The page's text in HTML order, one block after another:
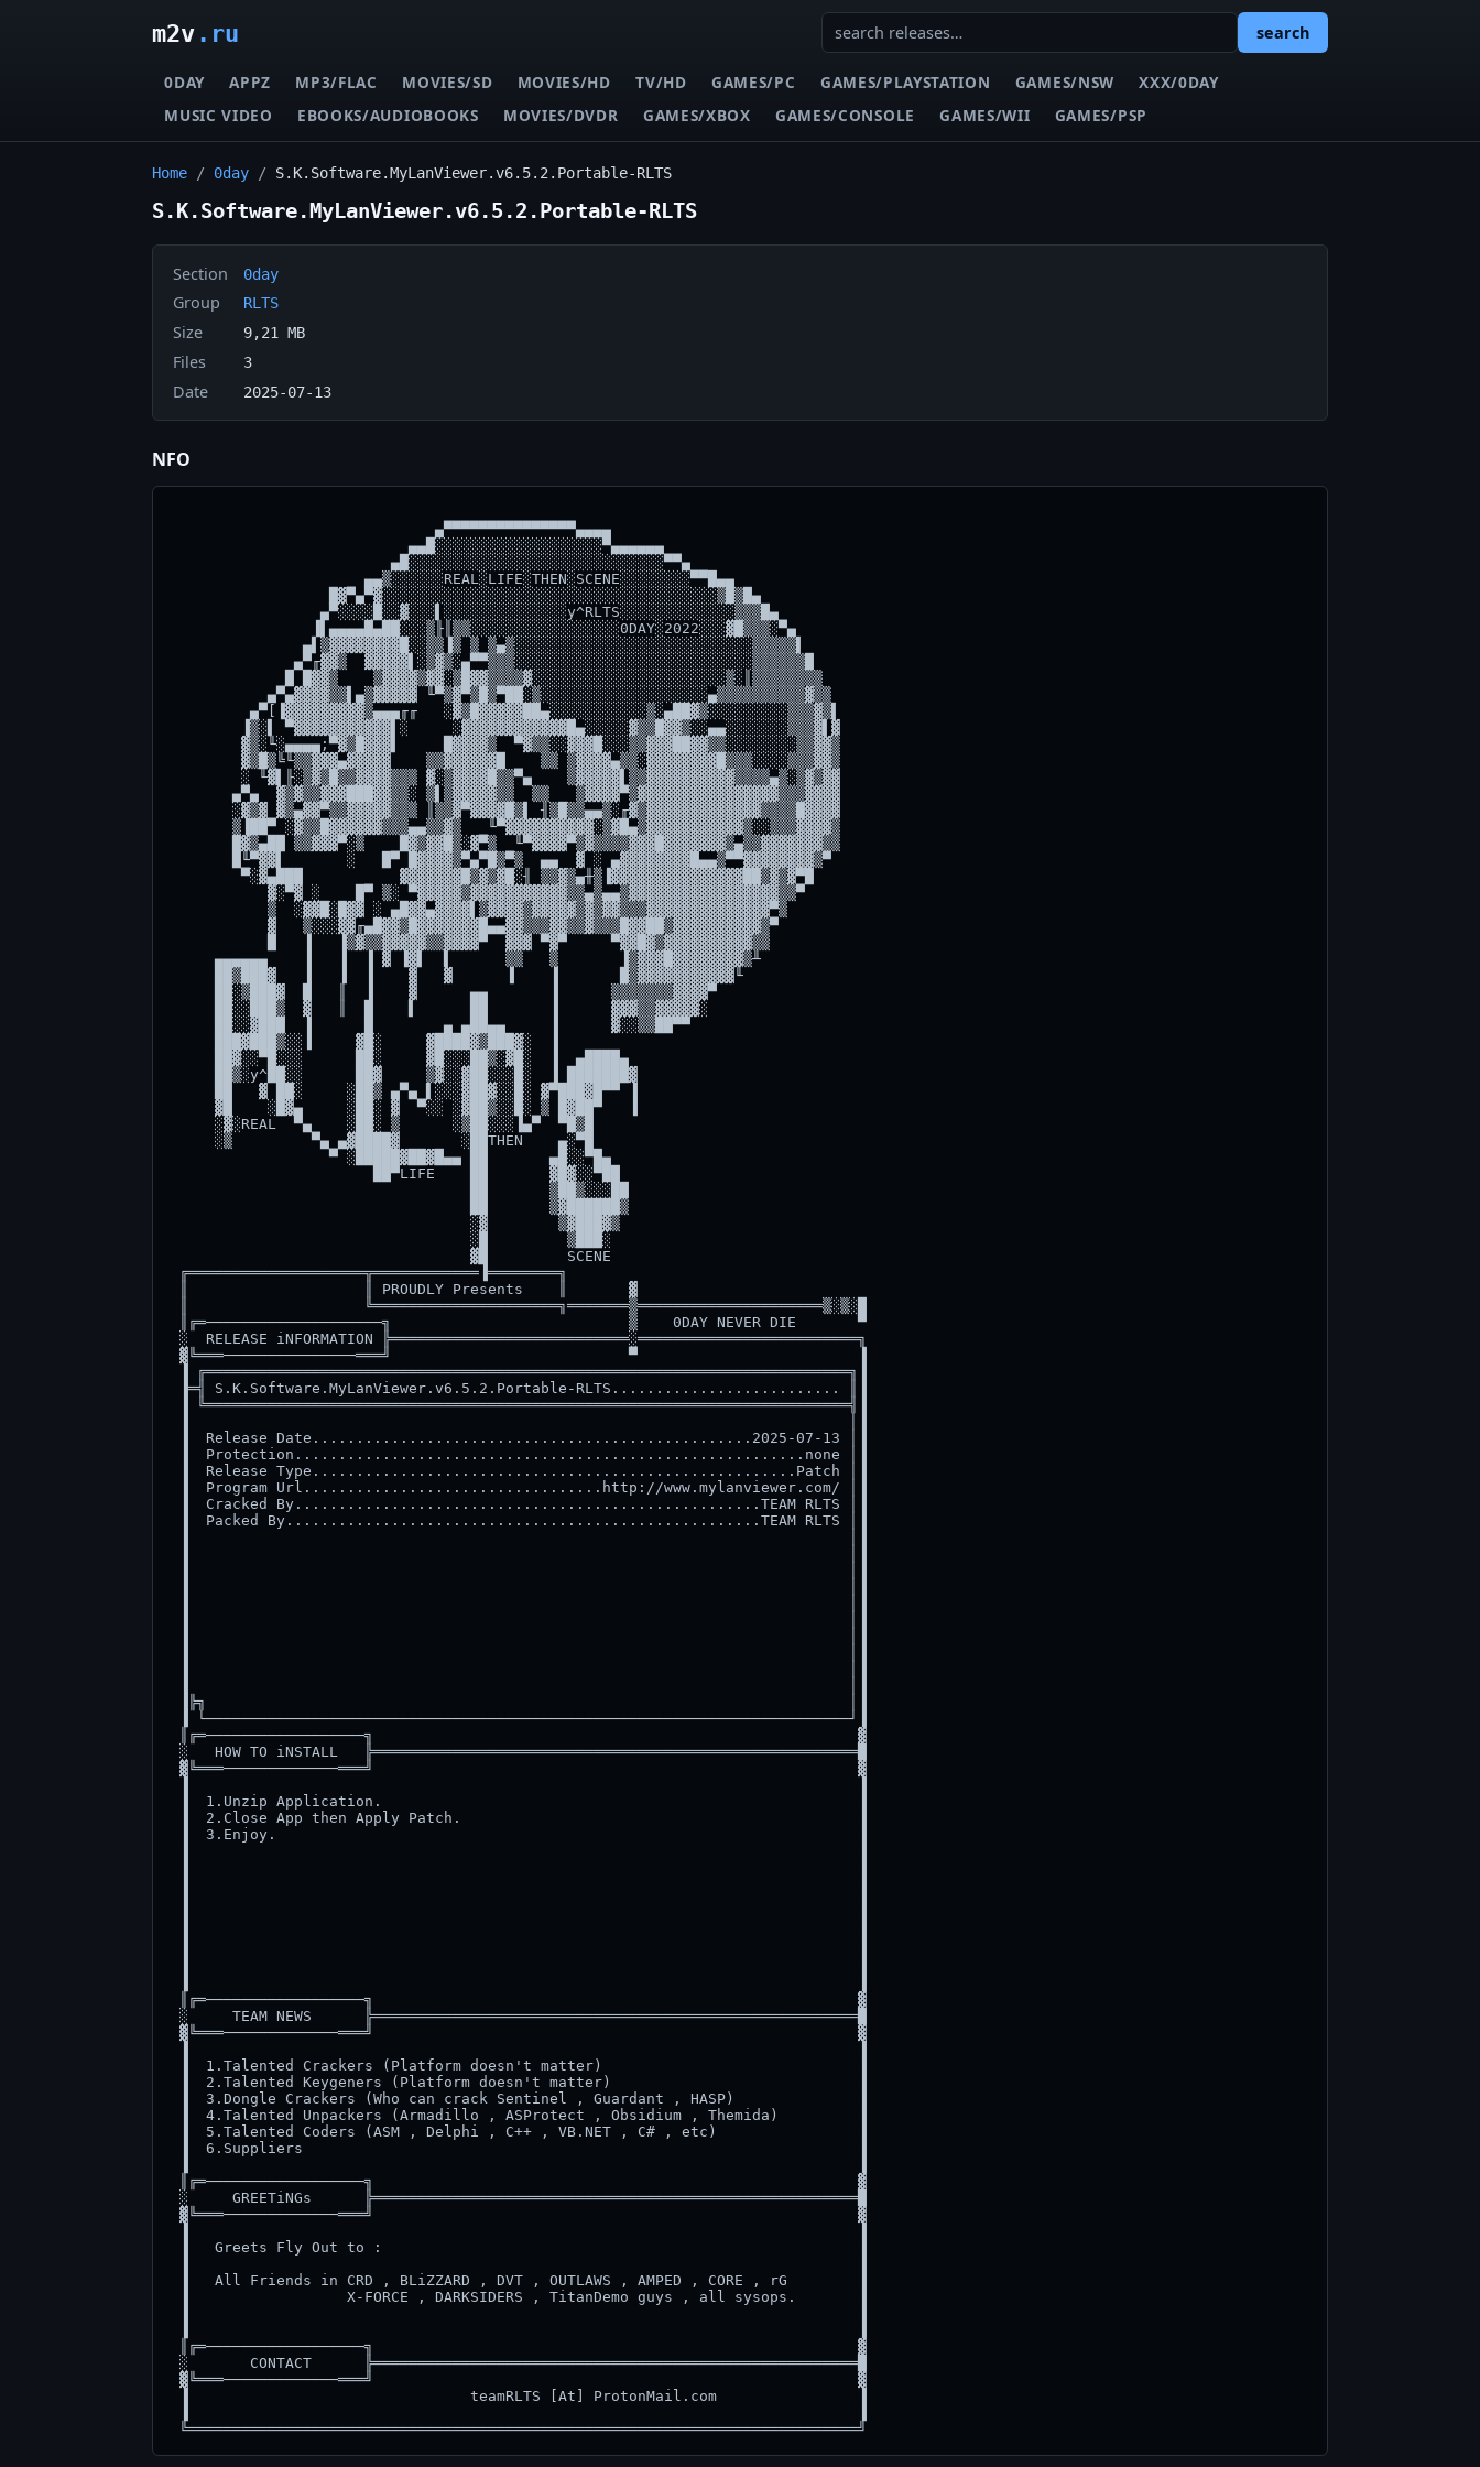
m2v.ru search
0DAY APPZ MP3/FLAC MOVIES/SD MOVIES/HD TV/HD GAMES/PC GAMES/PLAYSTATION GAMES/NSW
XXX/0DAY
MUSIC VIDEO
EBOOKS/AUDIOBOOKS MOVIES/DVDR GAMES/XBOX GAMES/CONSOLE GAMES/WII GAMES/PSP
Home / 0day / S.K.Software.MyLanViewer.v6.5.2.Portable-RLTS
S.K.Software.MyLanViewer.v6.5.2.Portable-RLTS
Section 0day
Group RLTS
Size 9,21 MB
Files 3
Date 2025-07-13
NFO
                              ▄▀▀▀▀▀▀▀▀▀▀▀▀▀▀▀▄▄▄▄
                           ▄▄█░░░░░░░░░░░░░░░░░░░▀▄▄▄▄▄▄
                         ▄█░░░░░░░░░░░░░░░░░░░░░░░░░░░░░▀▀▄
                      ▄▄▒░░░░░░REAL░LIFE░THEN░SCENE░░░░░░░░▀▀█▄▄
                  █▓▀▄▀▓░░░░░░░░░░░░░░░░░░░░░░░░░░░░░░░░░░░░░░▒█▒█▄
                 ▄▀░░░░█░░▓░░░▌░░░░░░░░░░░░░░y^RLTS░░░░░░░░░░░░░▒▒▒█▄
                ▐▌▄▄▄▄█▄██░░░▒╟║▒▒░░░░░░░░░░░░░░░░░0DAY░2022░░░▓█▒▒▒░▀▄
               ▄▌▒▓▓▓▓▓▓▓▓█░░▒▒▐▒ ▒ ▒▄▒░░░░░░░░░░░░░░░░░░░░░░░░░░░▒▒▒▒▒▌
              ▄▀╓▓▓▒  ▓▓▓▓▓▌░▒▓▒░▄▀▀▒▒▒░░░░░░░░░░░░░░░░░░░░░░░░░░░▒▒▒▒▒▒█
             █ █▓▓▒    ▒▓▓▓▓▒▓▓░▒█▓▓▒▒▒▒▓░░░░░░░░░░░░░░░░░░░░░░▒░║▒▒▒▒▒▒▒▒
           ▄▀▄▓▓▓▓▒▒▌▄▒▓▓▓▓▓ ╙▀▒▓▀▒█▒▀██░▒░░░░░░░░░░░░░░░░░░░▄▒▒▒▒▒▒▒▒▒▒▓▒▒
         ▄▀[▐▓▓▓▓▓▓▓▓▓▒▄▄▄╓╓   ░▓▒█▓▓▓▓▓██▄░░░░░░░░░░░▒░▄██▓▒░░░░░░░░░▒▒▒▓▒▌
        ▐▒░▌ ▀▓▓▓▓▓▓▓▓▓▓▓▌░     ░▓▓▓▓▓▓▓▓▓▓▓▓█▄░░░░░▓▒▒█▓▓▒░░▄▄░░░░░░░▒▒▒▓▌▓
        ▓▒░╙░▄▄▄▄;▀▓▒█▓▓▓▌     █▓▓▓▓▒  ▀▓▒▒░░▓▓▓█░░░▒▒▓▓▓██▓▓▒▒░░░░░░░░▒▒▓▓▒
        ▓▒█▒╚╙▒▒▓▓▓▄▓▓▓▓▓    ▒▒▓▓▓▓▓▓█    ▒▒ ▒▓▓▓▓▄▒▒░▓▓▓▓▓▓▓▓█▒▒▒░░░░▒▒▒▓▓▒
        ░ ╙▓▌╟░▒▓▒█▒▒▓▓▓▓▒▒▒ ▓░▒▓▓▓▓█▒▒▀▄    ▒▓▓▓▓▓▌▒▒▓▓▓▓▓▓▓▓▓▓▒▒▒▒▄▒░▒▓▒▓▓
       ▄▀▄  ▓▒▓▒▒▓▓▓███▓▓▒▒░ ▒▌▒▓▓▓▓▓▒▒  ▒▒   ▒▓▓▓▓▀▒▓▓▓▓▓▓▓▓▓▓▓▓▓▓▓▓▒▒▒▓▓▓▓
       ░▓▒▓ ▓▒▄▓▓▀▒▒▓▓▓▓▓▒▒▒ ║▒▒▓▀▓▓▓▓█▒▌ ╢▒█▒▒▄▄▒░╓▓▒▓▓▓▓▓▓▓▓▓▓▓▓▓▒▒▒▒█▓▓▓▓
       ▒▐██▀ ░▓▒▒█▓▓▓▓▓▓▒▒▒▄▄▒▒▓▒   ╙▀▓▓▓▓▓▓▓▓▓▓░▒▓█▄▒▓▓▓▓▓▓▓▓▓▓▓▒░░▒▒▒▓▓▓▓▒
       █▓▒▄██ ▒▒▓▓▓▀░▒    █▓▒▓▓█▒░▓▀▒  ╙▀▓▓▓▓▀▒▓▒▒▒▒▓▓▓█▓▓▓▓▓▓▓▒▄▒▒▓▓▓▓▓▓▓▒▒
       █╙▀▓▓▌       ░   █▀ █▓▓▓▓▒▀▄▀█▒▀▒  ▄▄  ▓ ░ ▄▓▓▓▓▓▓▓▓█▄▄▒▀▀▓▓▓▓▓▓▓▓▒▀
        ▀░▓▄███           ▓▓▓▓▓▓▓█▒▓▒▓█░╢ ▒▒▓▒▄╫▒▐▓▓▓▓▓▓▓▓▓▓▓▓▓▓▓██▒▓▒▓▀█
           ▓░▀▓ ░    █▀ ▒░ ▀▓▓▓▓▓▒▓▓▓▓▓▓▓▓▓▓▓▒▒▄▒▄▄▒▓▓▓▓▓▓▓▓▓▓▓▓▓▓▓▓▓▒▒▀
           ▒  ░▓▓█░█▓▓ ░ ▄█▓▓▄▓▓▓▓▌▒▓▓▓▓▒▓▓▓▓▓▒▓▒▓▓▒▒▒▓▓▓▓▓▓▓▓▓▓▓▓▓▓▀▒
           ▓   ▒░░░▓▓╓▄█▓▓▒█▓▓▓▓▓▓▓█▄▄▓▓▒▒▒▓▓▒▒▓▒▒▒█▓▓██▒▓▓▓▓▓▓▓▓▓▓▒▀
           █   ▐   ▐▒▓▒▒▓▓▓▓▓▒▒▓▓▓▓▀  ▓▓▓ ▀▓▀     ▀▓▓█▓▒▓▓▓▓▓▓▓▓▓▓▒▒
     ▄▄▄▄▄▄    ▐   ▐  ▐ ▓ ▐▓▌  ▌      ▒▒   ▒       ▐▒▓▓▓█▓▓▓▓▓▓▓▓▒╨
     ██▒███▓   ▐   ▐  ▐    ▓   ▓      ▐    ▐       █▒▓▓▓▓▓▓▓▓▓▓▓╙
     ██░▒███▓  █   ║  ▐    ▓      ▄▄       ▐      ▒▒▒▒▒▒▒▓▓▓▓▀
     ██░░███▒  ▓   ║  █    ▌      ██       ▐      ▓▓▓▒▒▓▓▓▓▓░
     ██░░▓███  ▐      █        ▄ ▄██▄▄     ▐      ▓░░▒▒██▀▀
     ███▓███▒░░▐     ▓█░     ▓████▓▒███▓░  ▐
     ██▓░░▀█░░░      ██░     ▓█░░░██▒░▓█░  ▐  ▄████▄
     ██▒░y^██░░      ██▓     ▒▓░░▓██░░░█░  ▐ ███████▓
     ██   ▓ ██░     ░██▒ ▄▀▄ ▌░░░▓██▓░░█░ ▓▀███▓█▀▀ ▐
     ▓█    ░█▓▄     ░██░ ▓  ▀░░ ░▓██▒░░█░ ▒ █▓██▀   ▐
     ░▓░REAL  ▀▄    ░██░ ▒      ░▒██░░░▐▄▀  ▀█▒█
     ░▒         ▀▄ ▄▓████▓       ░██THEN    ▄░▀█
                  ▀ ░█████▓██▓█▄▄ ██       ▄█░░▀█▄
                       ██▀LIFE    ██       ▓█▓░░▀██
                                  ██       ▒██▒░░░██
                                  ██       ▒▓██████▒
                                  ░▓        ▒▓███▓▒
                                  ░█         ▒███░
                                  ▓█         SCENE
╔════════════════════╦════════════▐════════╗
║                    ║ PROUDLY Presents    ║       ▓
║                    ╚═════════════════════╗═══════▒═════════════════════▒░▒░█
║╔═────────────────────╗                           ▒    0DAY NEVER DIE       ▀
░  RELEASE iNFORMATION ╠═══════════════════════════░═════════════════════════╗
▓╚═══───────────────═══╝                           ▀                         ▐
▐ ╔═════════════════════════════════════════════════════════════════════════╗▐
▐═╣ S.K.Software.MyLanViewer.v6.5.2.Portable-RLTS.......................... ║▐
▐ ╚═════════════════════════════════════════════════════════════════════════╣▐
▐  Release Date..................................................2025-07-13 │▐
▐  Protection..........................................................none │▐
▐  Release Type.......................................................Patch │▐
▐  Program Url..................................http://www.mylanviewer.com/ │▐
▐  Cracked By.....................................................TEAM RLTS │▐
▐  Packed By......................................................TEAM RLTS │▐
▐╠╗                                                                         │▐
▐ └─────────────────────────────────────────────────────────────────────────┘▐
║╔═──────────────────╗                                                       ▓
░   HOW TO iNSTALL   ╠═══════════════════════════════════════════════════════█
▓╚═══─────────────═══╝                                                       ▓
▐  1.Unzip Application.                                                      ▐
▐  2.Close App then Apply Patch.                                             ▐
▐  3.Enjoy.                                                                  ▐
║╔═──────────────────╗                                                       ▓
░     TEAM NEWS      ╠═══════════════════════════════════════════════════════█
▓╚═══─────────────═══╝                                                       ▓
▐  1.Talented Crackers (Platform doesn't matter)                             ▐
▐  2.Talented Keygeners (Platform doesn't matter)                            ▐
▐  3.Dongle Crackers (Who can crack Sentinel , Guardant , HASP)              ▐
▐  4.Talented Unpackers (Armadillo , ASProtect , Obsidium , Themida)         ▐
▐  5.Talented Coders (ASM , Delphi , C++ , VB.NET , C# , etc)                ▐
▐  6.Suppliers                                                               ▐
║╔═──────────────────╗                                                       ▓
░     GREETiNGs      ╠═══════════════════════════════════════════════════════█
▓╚═══─────────────═══╝                                                       ▓
▐   Greets Fly Out to :                                                      ▐
▐   All Friends in CRD , BLiZZARD , DVT , OUTLAWS , AMPED , CORE , rG        ▐
▐                  X-FORCE , DARKSIDERS , TitanDemo guys , all sysops.       ▐
║╔═──────────────────╗                                                       ▓
░       CONTACT      ╠═══════════════════════════════════════════════════════█
▓╚═══─────────────═══╝                                                       ▓
▐                                teamRLTS [At] ProtonMail.com                ▐